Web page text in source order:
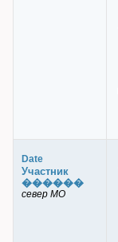
Date
Участник
������
север МО